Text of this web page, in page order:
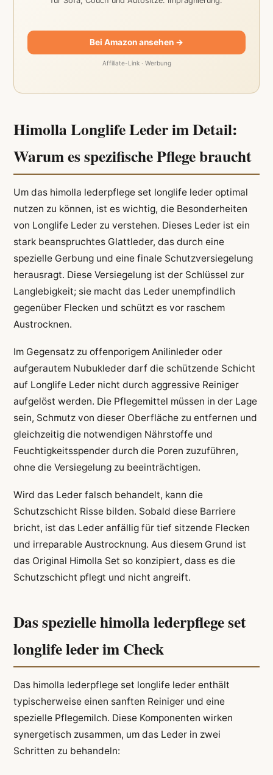
Bei Amazon ansehen →
Affiliate-Link · Werbung
Himolla Longlife Leder im Detail:
Warum es spezifische Pflege braucht
Um das himolla lederpflege set longlife leder optimal
nutzen zu können, ist es wichtig, die Besonderheiten
von Longlife Leder zu verstehen. Dieses Leder ist ein
stark beanspruchtes Glattleder, das durch eine
spezielle Gerbung und eine finale Schutzversiegelung
herausragt. Diese Versiegelung ist der Schlüssel zur
Langlebigkeit; sie macht das Leder unempfindlich
gegenüber Flecken und schützt es vor raschem
Austrocknen.
Im Gegensatz zu offenporigem Anilinleder oder
aufgerautem Nubukleder darf die schützende Schicht
auf Longlife Leder nicht durch aggressive Reiniger
aufgelöst werden. Die Pflegemittel müssen in der Lage
sein, Schmutz von dieser Oberfläche zu entfernen und
gleichzeitig die notwendigen Nährstoffe und
Feuchtigkeitsspender durch die Poren zuzuführen,
ohne die Versiegelung zu beeinträchtigen.
Wird das Leder falsch behandelt, kann die
Schutzschicht Risse bilden. Sobald diese Barriere
bricht, ist das Leder anfällig für tief sitzende Flecken
und irreparable Austrocknung. Aus diesem Grund ist
das Original Himolla Set so konzipiert, dass es die
Schutzschicht pflegt und nicht angreift.
Das spezielle himolla lederpflege set
longlife leder im Check
Das himolla lederpflege set longlife leder enthält
typischerweise einen sanften Reiniger und eine
spezielle Pflegemilch. Diese Komponenten wirken
synergetisch zusammen, um das Leder in zwei
Schritten zu behandeln: